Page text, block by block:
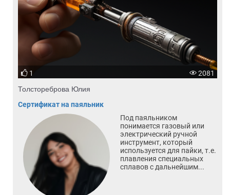
1 2081
Толстореброва Юлия
Сертификат на паяльник
Под паяльником
понимается газовый или
электрический ручной
инструмент, который
используется для пайки, т.е.
плавления специальных
сплавов с дальнейшим...